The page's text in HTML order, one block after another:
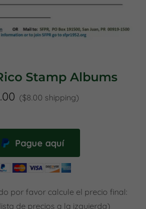
Stamp Albums
($8.00 shipping)
Pague aquí
por favor calcule el precio final:
de precios a la izquierda)